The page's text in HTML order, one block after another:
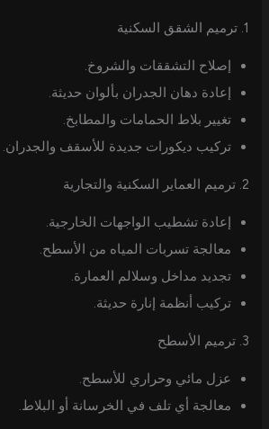
1. ترميم الشقق السكنية
إصلاح التشققات والشروخ.
إعادة دهان الجدران بألوان حديثة.
تغيير بلاط الحمامات والمطابخ.
تركيب ديكورات جديدة للأسقف والجدران.
2. ترميم العماير السكنية والتجارية
إعادة تشطيب الواجهات الخارجية.
معالجة تسربات المياه من الأسطح.
تجديد مداخل وسلالم العمارة.
تركيب أنظمة إنارة حديثة.
3. ترميم الأسطح
عزل مائي وحراري للأسطح.
معالجة أي تلف في الخرسانة أو البلاط.